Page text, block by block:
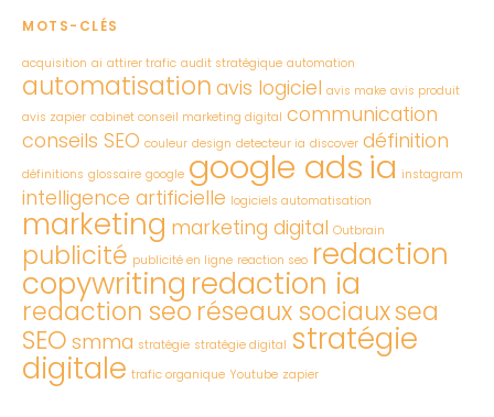
MOTS-CLÉS
acquisition ai attirer trafic audit stratégique automation
automatisation avis logiciel avis make avis produit
avis zapier cabinet conseil marketing digital communication
conseils SEO couleur design detecteur ia discover définition
définitions glossaire google google adsia instagram
intelligence artificielle logiciels automatisation
marketing marketing digital Outbrain
publicité publicité en ligne reaction seo redaction
copywriting redaction ia
redaction seo réseaux sociauxsea
SEO smma stratégie stratégie digital stratégie
digitale trafic organique Youtube zapier